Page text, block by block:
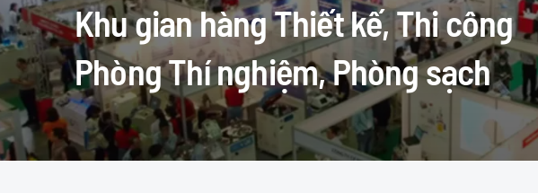
Khu gian hàng Thiết kế, Thi công
Phòng Thí nghiệm, Phòng sạch